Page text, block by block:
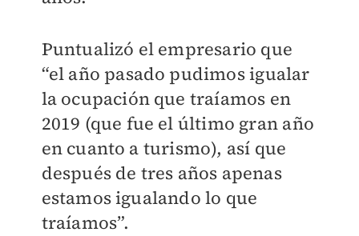
Puntualizó el empresario que
“el año pasado pudimos igualar
la ocupación que traíamos en
2019 (que fue el último gran año
en cuanto a turismo), así que
después de tres años apenas
estamos igualando lo que
traíamos”.